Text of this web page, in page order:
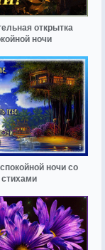
открытка
ночи
ночи со
стихами